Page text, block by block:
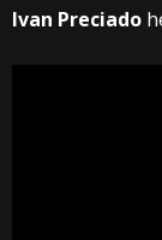
Ivan Preciado